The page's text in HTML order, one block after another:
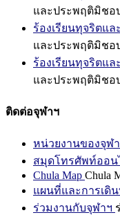
และประพฤติมิชอ
ร้องเรียนทุจริตแ
และประพฤติมิชอ
ร้องเรียนทุจริตแ
และประพฤติมิชอ
ติดต่อจุฬาฯ
หน่วยงานของจุฬ
สมุดโทรศัพท์ออน
Chula Map Chula
แผนที่และการเดิน
ร่วมงานกับจุฬาฯ